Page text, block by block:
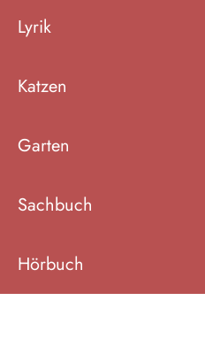
Lyrik
Katzen
Garten
Sachbuch
Hörbuch